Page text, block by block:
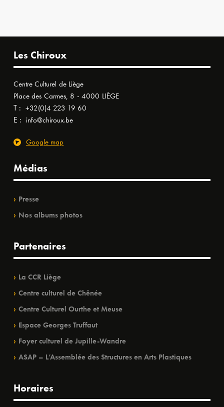
Les Chiroux
Centre Culturel de Liège
Place des Carmes, 8 - 4000 LIÈGE
T : +32(0)4 223 19 60
E : info@chiroux.be
Google map
Médias
Presse
Nos albums photos
Partenaires
La CCR Liège
Centre culturel de Chênée
Centre Culturel Ourthe et Meuse
Espace Georges Truffaut
Foyer culturel de Jupille-Wandre
ASAP – L’Assemblée des Structures en Arts Plastiques
Horaires